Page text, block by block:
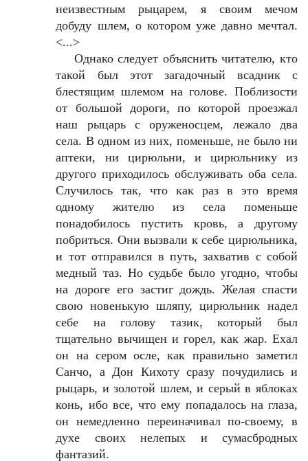
неизвестным рыцарем, я своим мечом
добуду шлем, о котором уже давно мечтал.
<...>
Однако следует объяснить читателю, кто
такой был этот загадочный всадник с
блестящим шлемом на голове. Поблизости
от большой дороги, по которой проезжал
наш рыцарь с оруженосцем, лежало два
села. В одном из них, поменьше, не было ни
аптеки, ни цирюльни, и цирюльнику из
другого приходилось обслуживать оба села.
Случилось так, что как раз в это время
одному жителю из села поменьше
понадобилось пустить кровь, а другому
побриться. Они вызвали к себе цирюльника,
и тот отправился в путь, захватив с собой
медный таз. Но судьбе было угодно, чтобы
на дороге его застиг дождь. Желая спасти
свою новенькую шляпу, цирюльник надел
себе на голову тазик, который был
тщательно вычищен и горел, как жар. Ехал
он на сером осле, как правильно заметил
Санчо, а Дон Кихоту сразу почудились и
рыцарь, и золотой шлем, и серый в яблоках
конь, ибо все, что ему попадалось на глаза,
он немедленно переиначивал по-своему, в
духе своих нелепых и сумасбродных
фантазий.